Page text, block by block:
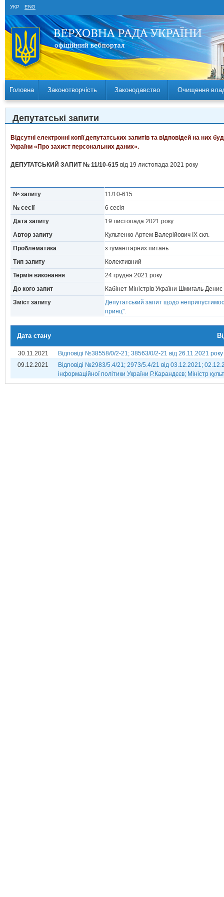
УКР ENG
Головна Законотворчість Законодавство Очищення
Депутатські запити
Відсутні електронні копії депутатських запитів та відповідей на
України «Про захист персональних даних».
ДЕПУТАТСЬКИЙ ЗАПИТ № 11/10-615 від 19 листопада 2021 року
№ запиту
11/10-615
№ сесії
6 сесія
Дата запиту
19 листопада 2021 року
Автор запиту
Культенко Артем Валерійович IX скл.
Проблематика
з гуманітарних питань
Тип запиту
Колективний
Термін виконання
24 грудня 2021 року
До кого запит
Кабінет Міністрів України Шмигаль
Зміст запиту
Депутатський запит щодо
принц".
Дата стану
30.11.2021
Відповіді №38558/0/2-21; 38563/0/2-21 від 26.11.2021
09.12.2021
Відповіді №2983/5.4/21; 2973/5.4/21 від 03.12.2021;
інформаційної політики України Р.Карандєєв; Міністр